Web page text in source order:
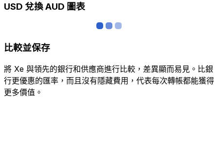
USD 兌換 AUD 圖表
比較並保存
將 Xe 與領先的銀行和供應商進行比較，差異顯而易見。比銀
行更優惠的匯率，而且沒有隱藏費用，代表每次轉帳都能獲得
更多價值。